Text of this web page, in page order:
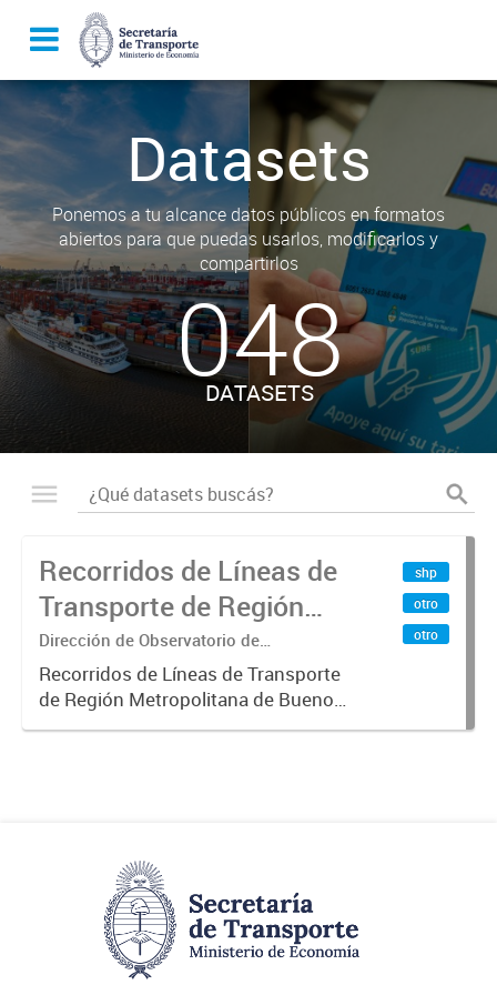
Datasets
Ponemos a tu alcance datos públicos en formatos
abiertos para que puedas usarlos, modificarlos y
compartirlos
048
DATASETS
Recorridos de Líneas de
Transporte de Región
Metropolitana de
Buenos Aires (RMBA)
Dirección de Observatorio de
Transporte, Estudio y Sistemas
Recorridos de Líneas de Transporte
de Región Metropolitana de Buenos
Aires (RMBA).-
shp
otro
otro